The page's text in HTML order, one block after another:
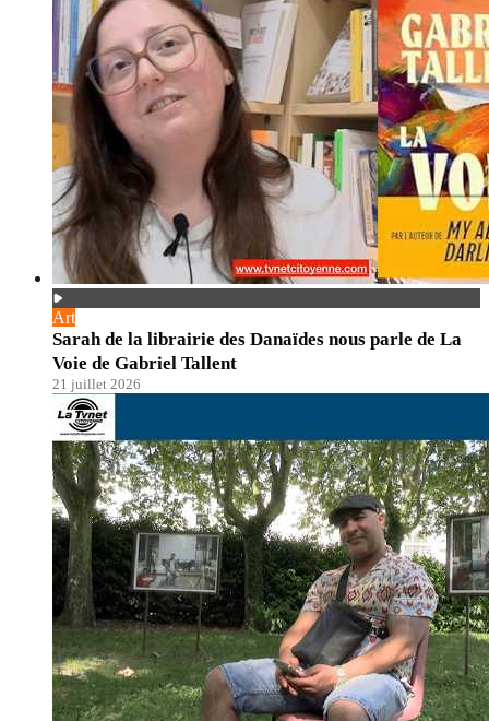
Art
Sarah de la librairie des Danaïdes nous parle de La
Voie de Gabriel Tallent
21 juillet 2026